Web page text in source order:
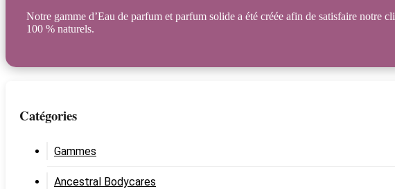
Notre gamme d’Eau de parfum et parfum solide a été créée afin de satisfaire notre
100 % naturels.
Catégories
Gammes
Ancestral Bodycares